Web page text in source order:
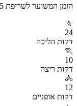
הזמן המשוער לשריפת
🚶
24
דקות הליכה
🏃
10
דקות ריצה
🚴
12
דקות אופניים